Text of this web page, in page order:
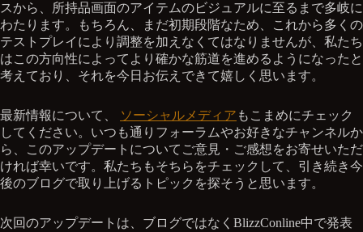
スから、所持品画面のアイテムのビジュアルに至るまで多岐に
わたります。もちろん、まだ初期段階なため、これから多くの
テストプレイにより調整を加えなくてはなりませんが、私たち
はこの方向性によってより確かな筋道を進めるようになったと
考えており、それを今日お伝えできて嬉しく思います。
最新情報について、 ソーシャルメディア もこまめにチェック
してください。いつも通りフォーラムやお好きなチャンネルか
ら、このアップデートについてご意見・ご感想をお寄せいただ
ければ幸いです。私たちもそちらをチェックして、引き続き今
後のブログで取り上げるトピックを探そうと思います。
次回のアップデートは、ブログではなくBlizzConline中で発表